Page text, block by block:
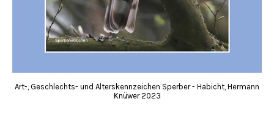
Art-, Geschlechts- und Alterskennzeichen Sperber - Habicht, Hermann
Knüwer 2023